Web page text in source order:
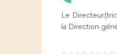
Le
la Direction